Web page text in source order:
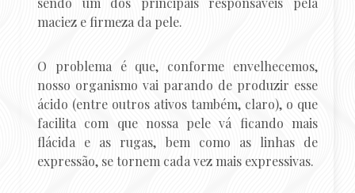
maciez e firmeza da pele.
O problema é que, conforme envelhecemos,
nosso organismo vai parando de produzir esse
ácido (entre outros ativos também, claro), o que
facilita com que nossa pele vá ficando mais
flácida e as rugas, bem como as linhas de
expressão, se tornem cada vez mais expressivas.